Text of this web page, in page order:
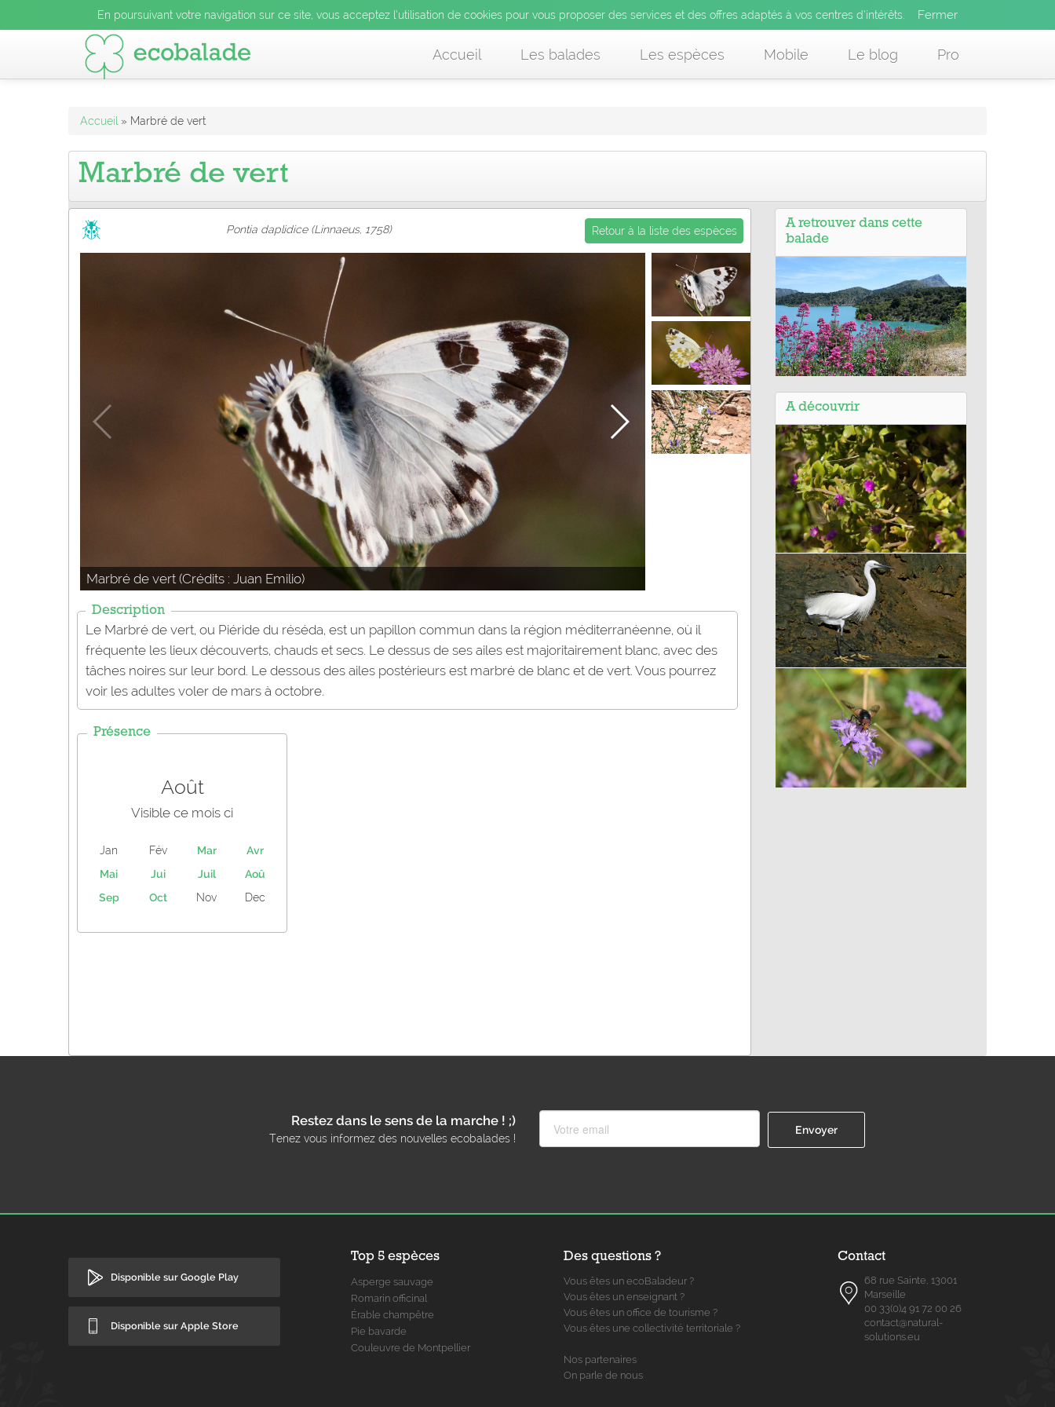
En poursuivant votre navigation sur ce site, vous acceptez l’utilisation de cookies pour vous proposer des services et des offres adaptés à vos centres d’intérêts. x
Accueil Les balades Les espèces Mobile Le blog Pro
En poursuivant votre navigation sur ce site, vous acceptez l’utilisation de cookies pour vous proposer des services et des offres adaptés à vos centres d’intérêts. Fermer
En poursuivant votre navigation sur ce site, vous acceptez l’utilisation de cookies pour vous proposer des services et des offres adaptés à vos centres d’intérêts.
Accueil » Marbré de vert
Marbré de vert
Pontia daplidice (Linnaeus, 1758) Retour à la liste des espèces
Marbré de vert (Crédits : Juan Emilio)
Description
Le Marbré de vert, ou Piéride du réséda, est un papillon commun dans la région méditerranéenne, où il
fréquente les lieux découverts, chauds et secs. Le dessus de ses ailes est majoritairement blanc, avec des
tâches noires sur leur bord. Le dessous des ailes postérieurs est marbré de blanc et de vert. Vous pourrez
voir les adultes voler de mars à octobre.
Présence
Août
Visible ce mois ci
Jan Fév Mar
Avr
Mai
Jui Juil
Aoû
Sep
Oct Nov Dec
A retrouver dans cette
balade
Victoire (13) - Le lac de Bimont
A découvrir
Apténie cordée
Aigrette garzette
Restez dans le sens de la marche ! ;)
Tenez vous informez des nouvelles ecobalades !
Disponible sur Google Play
Disponible sur Apple Store
Top 5 espèces
Asperge sauvage
Romarin officinal
Érable champêtre
Pie bavarde
Couleuvre de Montpellier
Des questions ?
Vous êtes un ecoBaladeur ?
Vous êtes un enseignant ?
Vous êtes un office de tourisme ?
Vous êtes une collectivité territoriale ?
Nos partenaires
On parle de nous
Contact
68 rue Sainte, 13001
Marseille
00 33(0)4 91 72 00 26
contact@natural-
solutions.eu